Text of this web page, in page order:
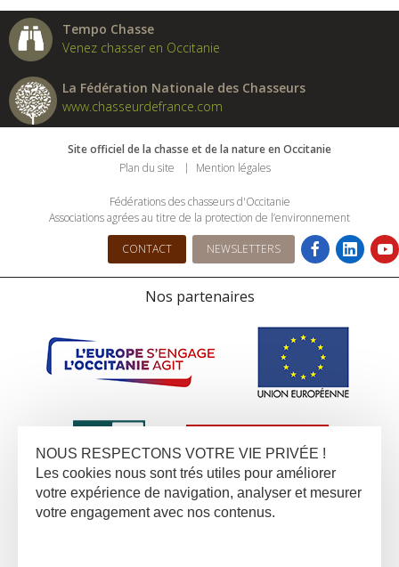
Tempo Chasse
Venez chasser en Occitanie
La Fédération Nationale des Chasseurs
www.chasseurdefrance.com
Site officiel de la chasse et de la nature en Occitanie
Plan du site
Mention légales
Fédérations des chasseurs d'Occitanie
Associations agrées au titre de la protection de l’environnement
CONTACT NEWSLETTERS
Nos partenaires
NOUS RESPECTONS VOTRE VIE PRIVÉE !
Les cookies nous sont trés utiles pour améliorer
votre expérience de navigation, analyser et mesurer
votre engagement avec nos contenus.